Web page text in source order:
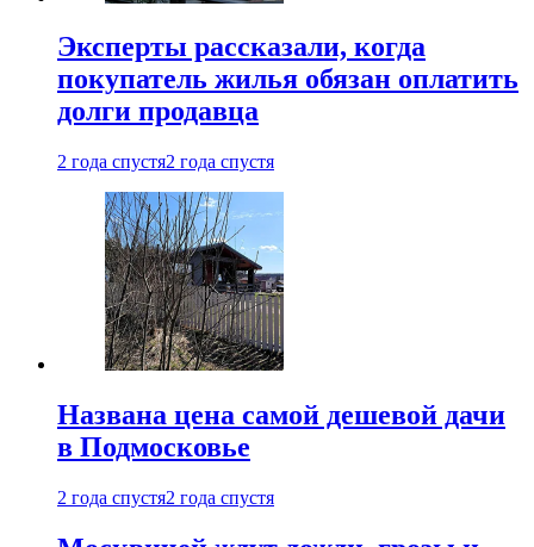
Эксперты рассказали, когда
покупатель жилья обязан оплатить
долги продавца
2 года спустя2 года спустя
Названа цена самой дешевой дачи
в Подмосковье
2 года спустя2 года спустя